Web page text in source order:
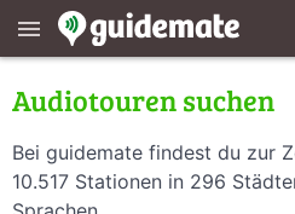
menu
Audiotouren suchen
Bei guidemate findest du zur
10.517 Stationen in 296